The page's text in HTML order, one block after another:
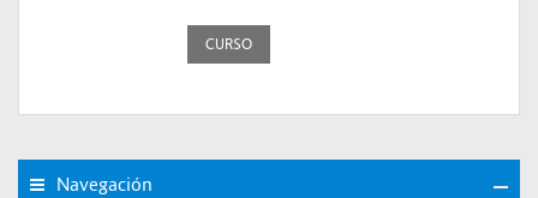
CURSO
Navegación